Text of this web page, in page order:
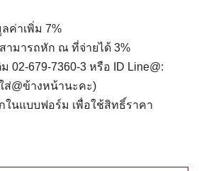
ค่าเพิ่ม 7%
ามารถหัก ณ ที่จ่ายได้ 3%
02-679-7360-3 หรือ ID Line@:
ส่@ข้างหน้านะคะ)
ในแบบฟอร์ม เพื่อใช้สิทธิ์ราคา